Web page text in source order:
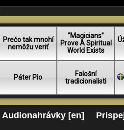
Prečo tak mnohí
nemôžu veriť
“Magicians”
Prove A Spiritual
World Exists
Páter Pio
Falošní
tradicionalisti
Audionahrávky [en]